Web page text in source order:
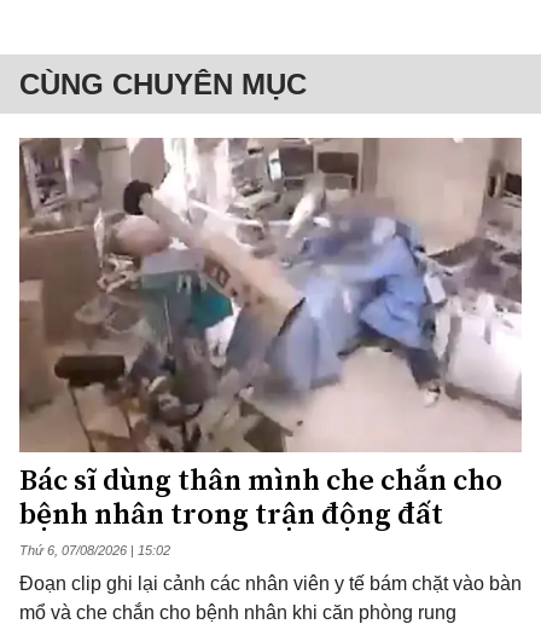
CÙNG CHUYÊN MỤC
Bác sĩ dùng thân mình che chắn cho
bệnh nhân trong trận động đất
Thứ 6, 07/08/2026 | 15:02
Đoạn clip ghi lại cảnh các nhân viên y tế bám chặt vào bàn
mổ và che chắn cho bệnh nhân khi căn phòng rung